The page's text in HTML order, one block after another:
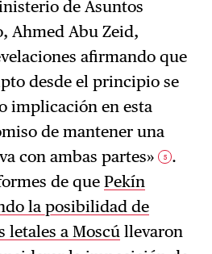
de Asuntos
Ahmed Abu Zeid,
afirmando que
desde el principio se
implicación en esta
de mantener una
con ambas partes» 5 .
de quePekín
la posibilidad de
letales a Moscú llevaron